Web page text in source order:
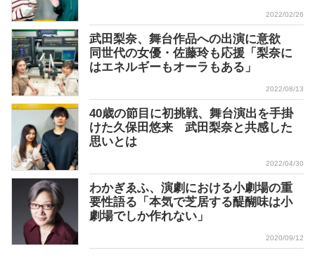
2022/02/26
武田梨奈、舞台作品への出演に意欲
同世代の女優・佐藤玲も応援「梨奈に
はエネルギーもオーラもある」
2022/08/13
40歳の節目に初挑戦、舞台演出を手掛
けた久保田悠来 武田梨奈と共感した
思いとは
2022/04/30
わかぎゑふ、演劇における小劇場の重
要性語る「本気で芝居する醍醐味は小
劇場でしか作れない」
2020/09/12